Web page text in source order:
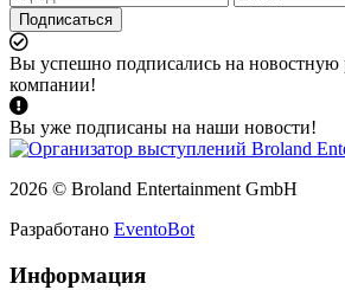
Подписаться
Вы успешно подписались на новостную
компании!
Вы уже подписаны на наши новости!
2026 © Broland Entertainment GmbH
Разработано EventoBot
Информация